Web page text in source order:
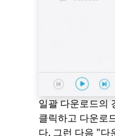
일괄 다운로드의
클릭하고 다운로
다. 그런 다음 "다